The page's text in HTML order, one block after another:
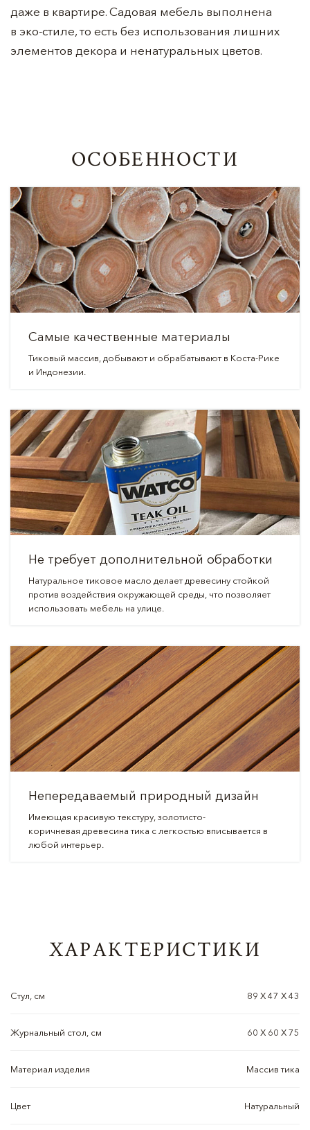
даже в квартире. Садовая мебель выполнена
в эко-стиле, то есть без использования лишних
элементов декора и ненатуральных цветов.
ОСОБЕННОСТИ
Самые качественные материалы
Тиковый массив, добывают и обрабатывают в Коста-Рике
и Индонезии.
Не требует дополнительной обработки
Натуральное тиковое масло делает древесину стойкой
против воздействия окружающей среды, что позволяет
использовать мебель на улице.
Непередаваемый природный дизайн
Имеющая красивую текстуру, золотисто-
коричневая древесина тика с легкостью вписывается в
любой интерьер.
ХАРАКТЕРИСТИКИ
Стул, см 89 Х 47 Х 43
Журнальный стол, см 60 Х 60 Х 75
Материал изделия Массив тика
Цвет Натуральный